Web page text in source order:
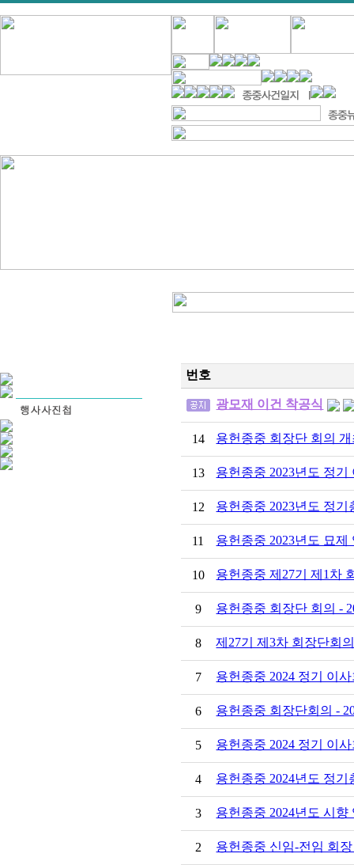
번호
광모재 이건 착공식
14 용헌종중 회장단 회의
13 용헌종중 2023년도 정기
12 용헌종중 2023년도 정기
11 용헌종중 2023년도 묘
10 용헌종중 제27기 제1차
9 용헌종중 회장단 회의 -
8 제27기 제3차 회장단회
7 용헌종중 2024 정기 이
6 용헌종중 회장단회의 -
5 용헌종중 2024 정기 이사
4 용헌종중 2024년도 정기
3 용헌종중 2024년도 시향
2 용헌종중 신임-전임 회